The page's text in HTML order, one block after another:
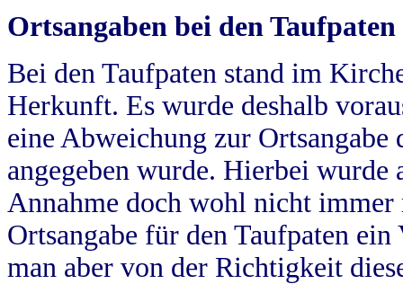
Ortsangaben bei den Taufpaten
Bei den Taufpaten stand im
Herkunft. Es wurde deshalb
eine Abweichung zur
angegeben wurde. Hierbei wurde
Annahme doch wohl nicht
Ortsangabe für den Taufpaten
man aber von der Richtigkeit